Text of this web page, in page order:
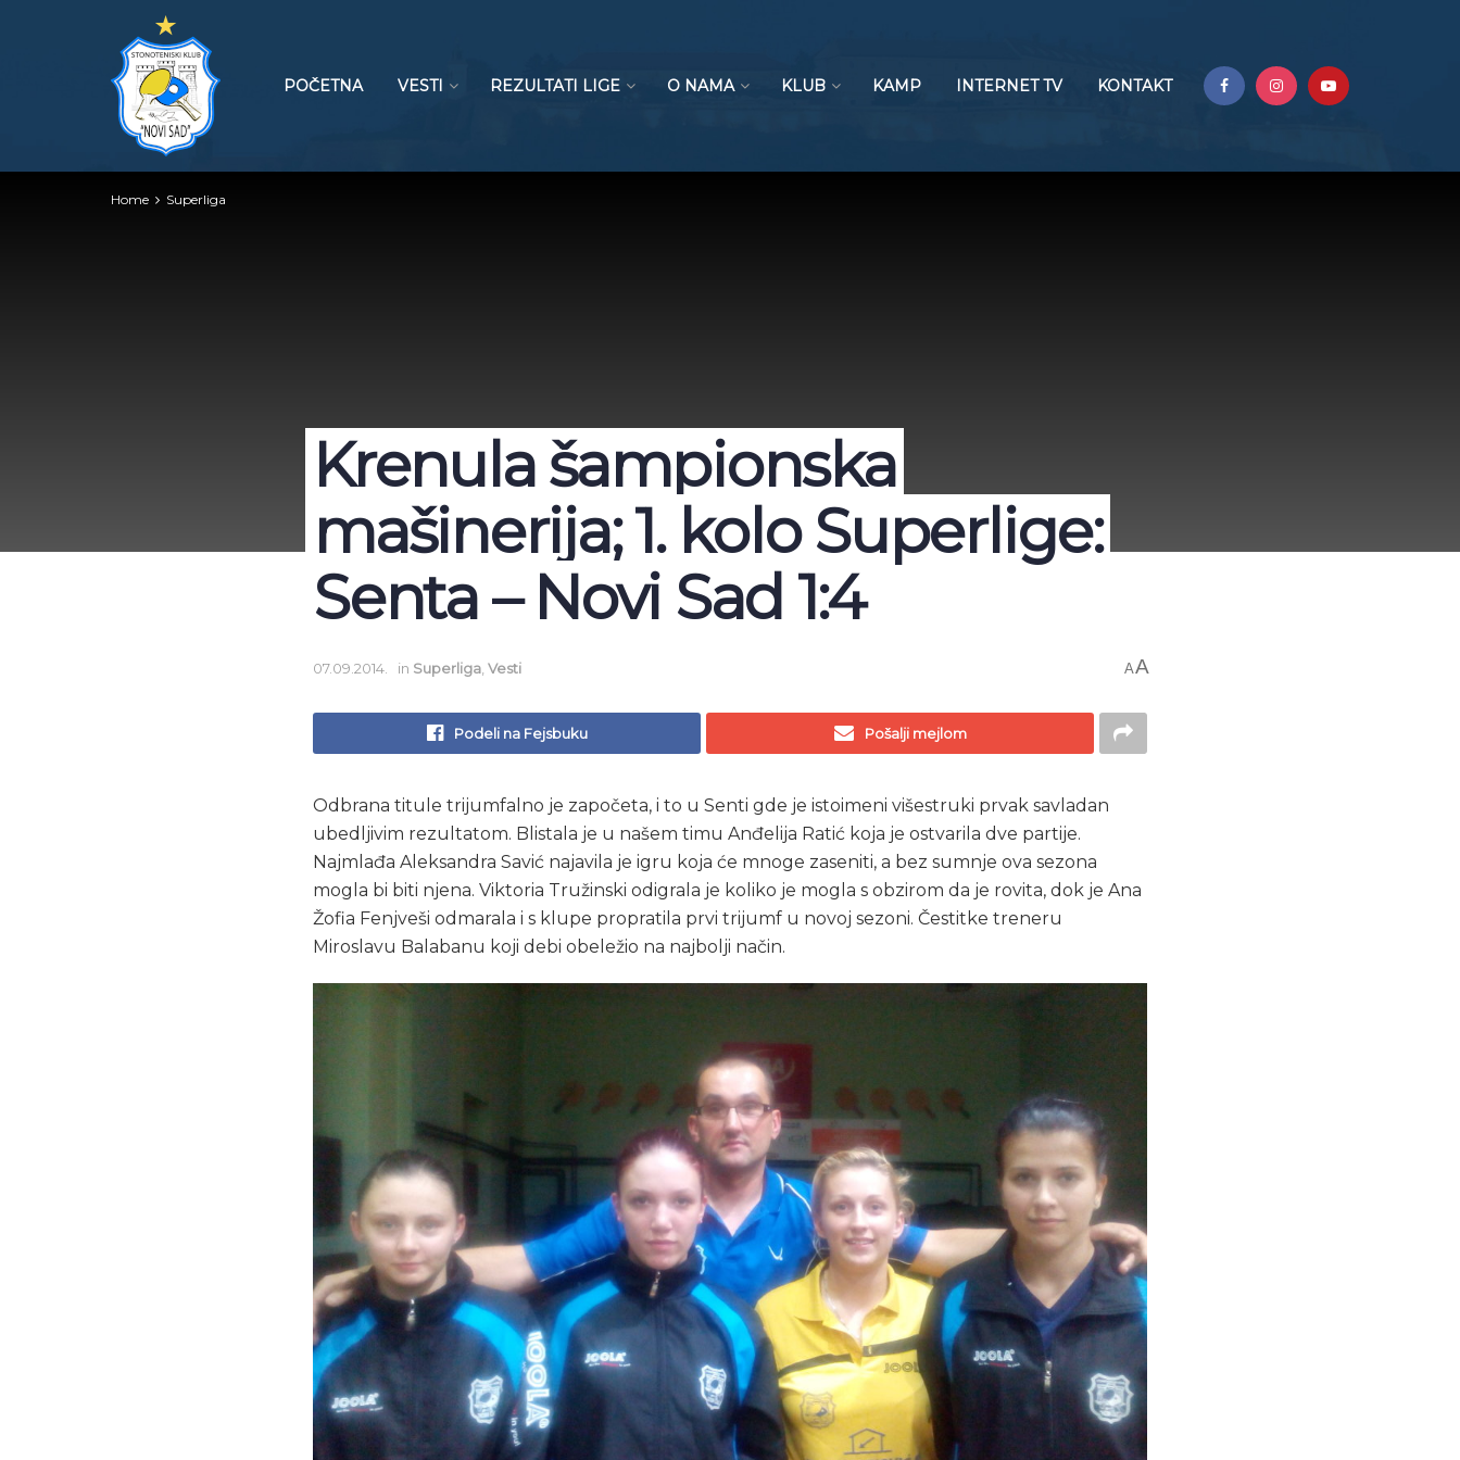
POČETNA VESTI REZULTATI LIGE O NAMA KLUB KAMP INTERNET TV KONTAKT
Home Superliga
Krenula šampionska
mašinerija; 1. kolo Superlige:
Senta – Novi Sad 1:4
07.09.2014. in Superliga Vesti AA
Podeli na Fejsbuku Pošalji mejlom
Odbrana titule trijumfalno je započeta, i to u Senti gde je istoimeni višestruki prvak savladan
ubedljivim rezultatom. Blistala je u našem timu Anđelija Ratić koja je ostvarila dve partije.
Najmlađa Aleksandra Savić najavila je igru koja će mnoge zaseniti, a bez sumnje ova sezona
mogla bi biti njena. Viktoria Tružinski odigrala je koliko je mogla s obzirom da je rovita, dok je Ana
Žofia Fenjveši odmarala i s klupe propratila prvi trijumf u novoj sezoni. Čestitke treneru
Miroslavu Balabanu koji debi obeležio na najbolji način.